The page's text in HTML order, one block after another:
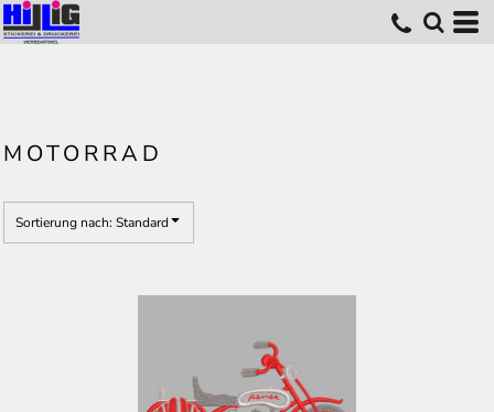
MOTORRAD
Sortierung nach: Standard
Standard